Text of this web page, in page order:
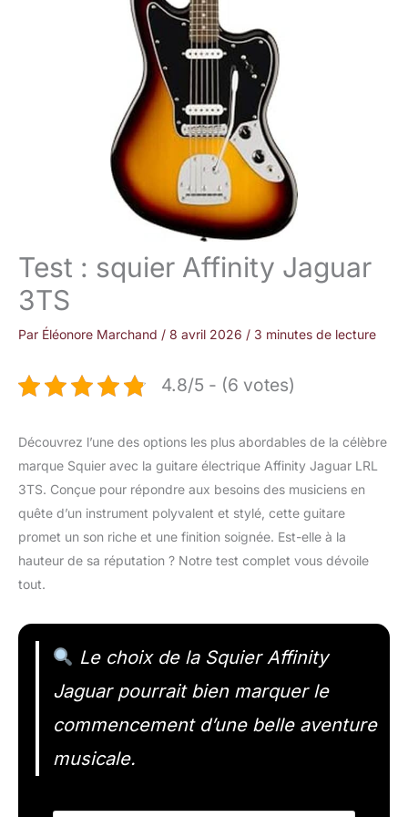
Test : squier Affinity Jaguar
3TS
Par Éléonore Marchand / 8 avril 2026 / 3 minutes de lecture
4.8/5 - (6 votes)
Découvrez l’une des options les plus abordables de la célèbre
marque Squier avec la guitare électrique Affinity Jaguar LRL
3TS. Conçue pour répondre aux besoins des musiciens en
quête d’un instrument polyvalent et stylé, cette guitare
promet un son riche et une finition soignée. Est-elle à la
hauteur de sa réputation ? Notre test complet vous dévoile
tout.
Le choix de la Squier Affinity
Jaguar pourrait bien marquer le
commencement d’une belle aventure
musicale.